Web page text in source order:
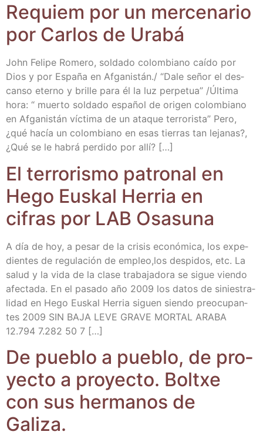
Requiem por un mer­ce­na­rio
por Car­los de Urabá
John Feli­pe Rome­ro, sol­da­do colom­biano caí­do por
Dios y por Espa­ña en Afganistán./ “Dale señor el des­
can­so eterno y bri­lle para él la luz per­pe­tua” /​Última
hora: “ muer­to sol­da­do espa­ñol de ori­gen colom­biano
en Afga­nis­tán víc­ti­ma de un ata­que terro­ris­ta” Pero,
¿qué hacía un colom­biano en esas tie­rras tan leja­nas?,
¿Qué se le habrá per­di­do por allí? […]
El terro­ris­mo patro­nal en
Hego Eus­kal Herria en
cifras por LAB Osasuna
A día de hoy, a pesar de la cri­sis eco­nó­mi­ca, los expe­
dien­tes de regu­la­ción de empleo,los des­pi­dos, etc. La
salud y la vida de la cla­se tra­ba­ja­do­ra se sigue vien­do
afec­ta­da. En el pasa­do año 2009 los datos de sinies­tra­
li­dad en Hego Eus­kal Herria siguen sien­do preo­cu­pan­
tes 2009 SIN BAJA LEVE GRAVE MORTAL ARABA
12.794 7.282 50 7 […]
De pue­blo a pue­blo, de pro­
yec­to a pro­yec­to. Boltxe
con sus her­ma­nos de
Galiza.